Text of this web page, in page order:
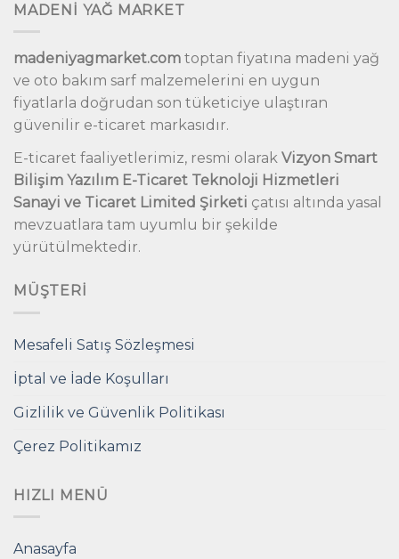
MADENİ YAĞ MARKET
madeniyagmarket.com toptan fiyatına madeni yağ
ve oto bakım sarf malzemelerini en uygun
fiyatlarla doğrudan son tüketiciye ulaştıran
güvenilir e-ticaret markasıdır.
E-ticaret faaliyetlerimiz, resmi olarak Vizyon Smart
Bilişim Yazılım E-Ticaret Teknoloji Hizmetleri
Sanayi ve Ticaret Limited Şirketi çatısı altında yasal
mevzuatlara tam uyumlu bir şekilde
yürütülmektedir.
MÜŞTERI
Mesafeli Satış Sözleşmesi
İptal ve İade Koşulları
Gizlilik ve Güvenlik Politikası
Çerez Politikamız
HIZLI MENÜ
Anasayfa